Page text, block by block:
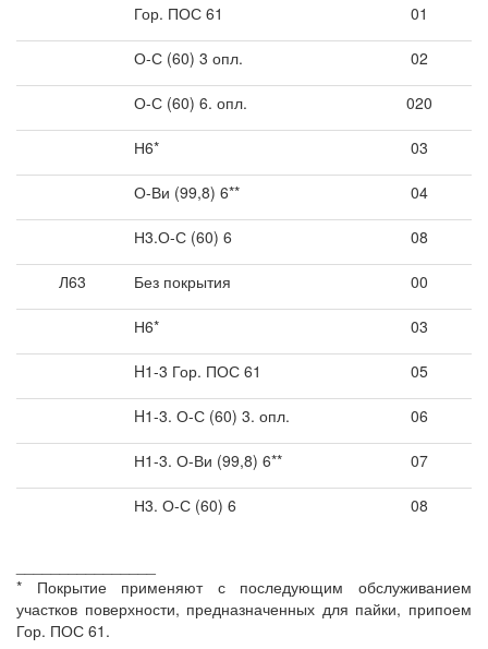
Гор. ПОС 61 01
О-С (60) 3 опл. 02
О-С (60) 6. опл. 020
Н6* 03
О-Ви (99,8) 6** 04
Н3.О-С (60) 6 08
Л63 Без покрытия 00
Н6* 03
H1-3 Гор. ПОС 61 05
H1-3. О-С (60) 3. опл. 06
Н1-3. О-Ви (99,8) 6** 07
Н3. О-С (60) 6 08
* Покрытие применяют с последующим обслуживанием
участков поверхности, предназначенных для пайки, припоем
Гор. ПОС 61.